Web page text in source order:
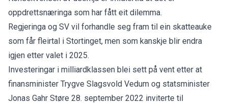
oppdrettsnæringa som har fått eit dilemma.
Regjeringa og SV vil forhandle seg fram til ein skatteauke
som får fleirtal i Stortinget, men som kanskje blir endra
igjen etter valet i 2025.
Investeringar i milliardklassen blei sett på vent etter at
finansminister Trygve Slagsvold Vedum og statsminister
Jonas Gahr Støre 28. september 2022 inviterte til